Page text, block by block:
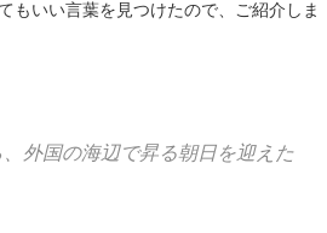
もいい言葉を見つけたので、ご紹介しま
外国の海辺で昇る朝日を迎えた